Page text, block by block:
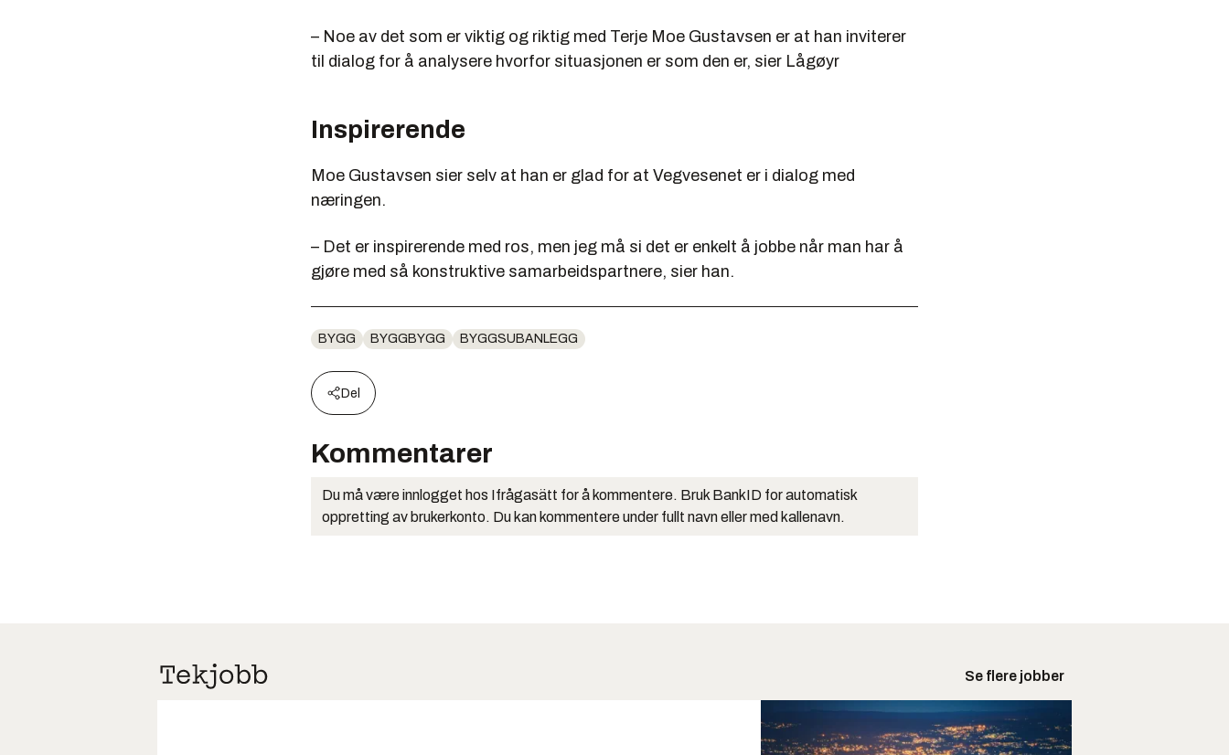
– Noe av det som er viktig og riktig med Terje Moe Gustavsen er at han inviterer
til dialog for å analysere hvorfor situasjonen er som den er, sier Lågøyr
Inspirerende
Moe Gustavsen sier selv at han er glad for at Vegvesenet er i dialog med
næringen.
– Det er inspirerende med ros, men jeg må si det er enkelt å jobbe når man har å
gjøre med så konstruktive samarbeidspartnere, sier han.
BYGG BYGGBYGG BYGGSUBANLEGG
Del
Kommentarer
Du må være innlogget hos Ifrågasätt for å kommentere. Bruk BankID for automatisk
oppretting av brukerkonto. Du kan kommentere under fullt navn eller med kallenavn.
Se flere jobber